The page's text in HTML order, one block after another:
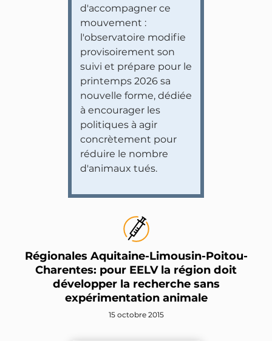
d'accompagner ce
mouvement :
l'observatoire modifie
provisoirement son
suivi et prépare pour le
printemps 2026 sa
nouvelle forme, dédiée
à encourager les
politiques à agir
concrètement pour
réduire le nombre
d'animaux tués.
Régionales Aquitaine-Limousin-Poitou-
Charentes: pour EELV la région doit
développer la recherche sans
expérimentation animale
15 octobre 2015